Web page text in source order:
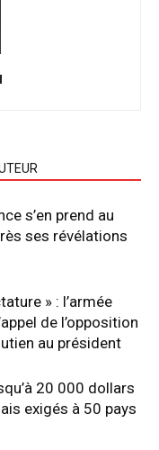
s’en prend au
ses révélations
» : l’armée
de l’opposition
au président
20 000 dollars
exigés à 50 pays